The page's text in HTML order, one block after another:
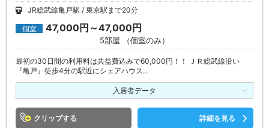
JR総武線亀戸駅
東京駅まで20分
個室 47,000円～47,000円
5部屋 （個室のみ）
最初の30日間の利用料は共益費込みで60,000円！！ ＪＲ総武線沿い
『亀戸』徒歩4分の駅近にシェアハウス…
入居者データ
クリップ 詳細を見る